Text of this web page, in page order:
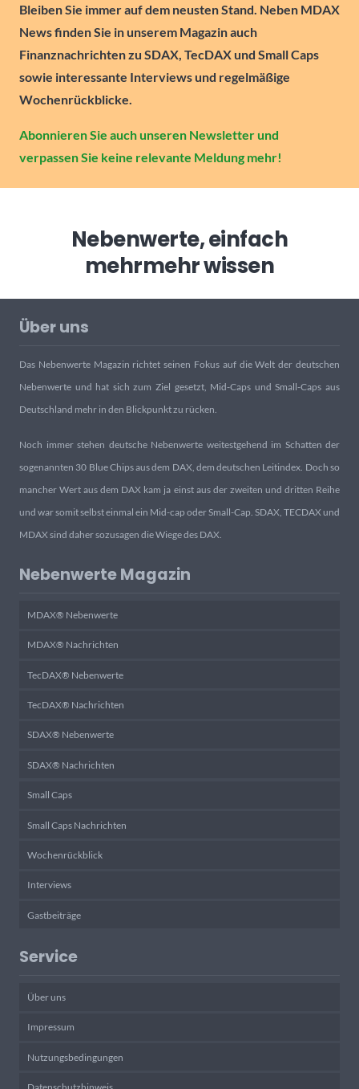
Bleiben Sie immer auf dem neusten Stand. Neben MDAX
News finden Sie in unserem Magazin auch
Finanznachrichten zu SDAX, TecDAX und Small Caps
sowie interessante Interviews und regelmäßige
Wochenrückblicke.
Abonnieren Sie auch unseren Newsletter und
verpassen Sie keine relevante Meldung mehr!
Nebenwerte, einfach
mehrmehr wissen
Über uns
Das Nebenwerte Magazin richtet seinen Fokus auf die Welt der deutschen
Nebenwerte und hat sich zum Ziel gesetzt, Mid-Caps und Small-Caps aus
Deutschland mehr in den Blickpunkt zu rücken.
Noch immer stehen deutsche Nebenwerte weitestgehend im Schatten der
sogenannten 30 Blue Chips aus dem DAX, dem deutschen Leitindex. Doch so
mancher Wert aus dem DAX kam ja einst aus der zweiten und dritten Reihe
und war somit selbst einmal ein Mid-cap oder Small-Cap. SDAX, TECDAX und
MDAX sind daher sozusagen die Wiege des DAX.
Nebenwerte Magazin
MDAX® Nebenwerte
MDAX® Nachrichten
TecDAX® Nebenwerte
TecDAX® Nachrichten
SDAX® Nebenwerte
SDAX® Nachrichten
Small Caps
Small Caps Nachrichten
Wochenrückblick
Interviews
Gastbeiträge
Service
Über uns
Impressum
Nutzungsbedingungen